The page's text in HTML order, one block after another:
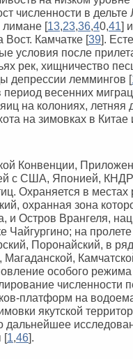
численности в
[13,23,36,40,41]
Вост. Камчатке [39].
условия после
рек, хищничество
депрессии леммингов [
период весенних
на колониях, летняя
на зимовках в
Конвенции,
с США, Японией, КНДР
Охраняется в
охранная зона
и Остров Врангеля,
Чайгургино; на
Поронайский, в
особого
численности
платформ на
якутской
дальнейшее
[1,46].